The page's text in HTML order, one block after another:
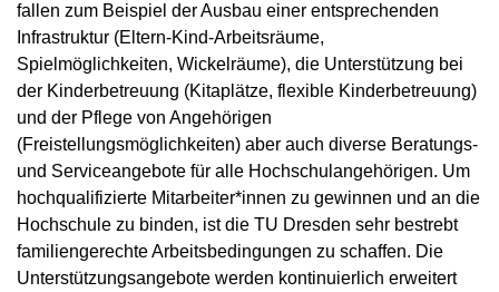
fallen zum Beispiel der Ausbau einer entsprechenden
Infrastruktur (Eltern-Kind-Arbeitsräume,
Spielmöglichkeiten, Wickelräume), die Unterstützung bei
der Kinderbetreuung (Kitaplätze, flexible Kinderbetreuung)
und der Pflege von Angehörigen
(Freistellungsmöglichkeiten) aber auch diverse Beratungs-
und Serviceangebote für alle Hochschulangehörigen. Um
hochqualifizierte Mitarbeiter*innen zu gewinnen und an die
Hochschule zu binden, ist die TU Dresden sehr bestrebt
familiengerechte Arbeitsbedingungen zu schaffen. Die
Unterstützungsangebote werden kontinuierlich erweitert